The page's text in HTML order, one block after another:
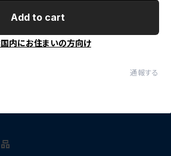
Add to cart
内にお住まいの方向け
通報する